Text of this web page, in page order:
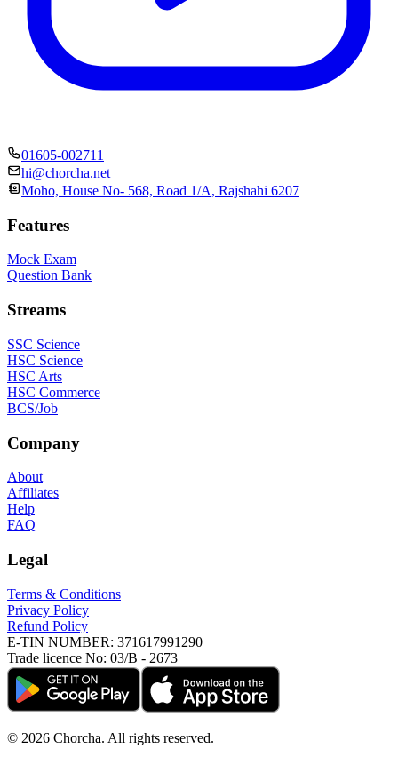
01605-002711
hi@chorcha.net
Moho, House No- 568, Road 1/A, Rajshahi 6207
Features
Mock Exam
Question Bank
Streams
SSC Science
HSC Science
HSC Arts
HSC Commerce
BCS/Job
Company
About
Affiliates
Help
FAQ
Legal
Terms & Conditions
Privacy Policy
Refund Policy
E-TIN NUMBER: 371617991290
Trade licence No: 03/B - 2673
© 2026 Chorcha. All rights reserved.